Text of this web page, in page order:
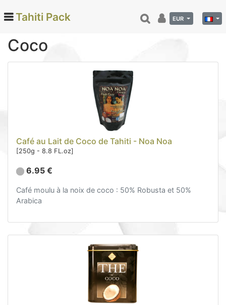
Categories
Soins et beauté (78)
Epicerie fine (72)
Vanille (10)
Coco (8)
Cocktails et Boissons alcoolisées (16)
Tahiti Pack EUR
Coco
Café au Lait de Coco de Tahiti - Noa Noa
[250g - 8.8 FL.oz]
6.95 €
Café moulu à la noix de coco : 50% Robusta et 50%
Arabica